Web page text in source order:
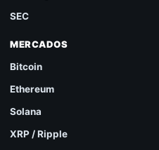
SEC
MERCADOS
Bitcoin
Ethereum
Solana
XRP / Ripple